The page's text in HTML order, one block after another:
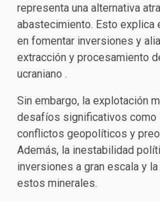
representa una alternativa
abastecimiento. Esto explica
en fomentar inversiones y
extracción y procesamiento
ucraniano .
Sin embargo, la explotación
desafíos significativos como
conflictos geopolíticos y
Además, la inestabilidad
inversiones a gran escala y
estos minerales.